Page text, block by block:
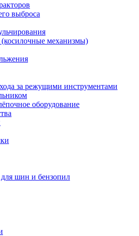
выброса
механизмы)
за режущими инструментами
оборудование
шин и бензопил